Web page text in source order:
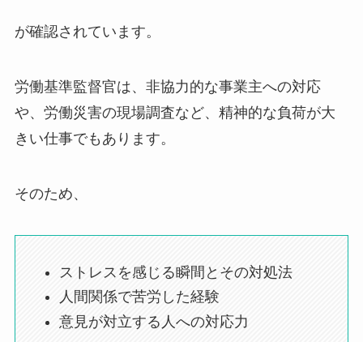
が確認されています。
労働基準監督官は、非協力的な事業主への対応
や、労働災害の現場調査など、精神的な負荷が大
きい仕事でもあります。
そのため、
ストレスを感じる瞬間とその対処法
人間関係で苦労した経験
意見が対立する人への対応力